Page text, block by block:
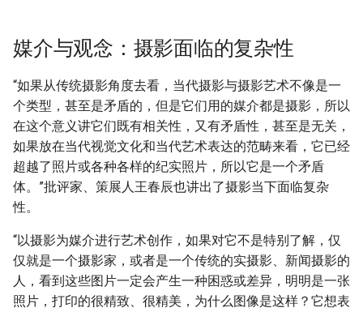
媒介与观念：摄影面临的复杂性
“如果从传统摄影角度去看，当代摄影与摄影艺术不像是一
个类型，甚至是矛盾的，但是它们用的媒介都是摄影，所以
在这个意义讲它们既有相关性，又有矛盾性，甚至是无关，
如果放在当代视觉文化和当代艺术表达的范畴来看，它已经
超越了照片或各种各样的纪实照片，所以它是一个矛盾
体。”批评家、策展人王春辰也讲出了摄影当下面临复杂
性。
“以摄影为媒介进行艺术创作，如果对它不是特别了解，仅
仅就是一个摄影家，或者是一个传统的实摄影、新闻摄影的
人，看到这些图片一定会产生一种困惑或差异，明明是一张
照片，打印的很精致、很精美，为什么图像是这样？它想表